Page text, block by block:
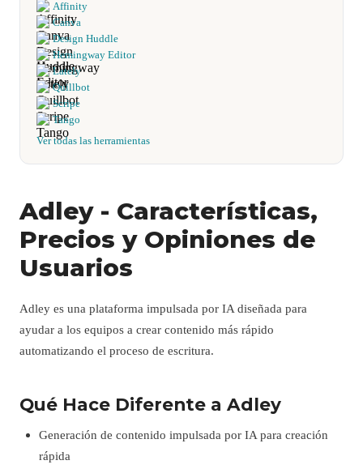
Affinity
Canva
Design Huddle
Hemingway Editor
Lately
Quillbot
Scripe
Tango
Ver todas las herramientas
Adley - Características,
Precios y Opiniones de
Usuarios
Adley es una plataforma impulsada por IA diseñada para
ayudar a los equipos a crear contenido más rápido
automatizando el proceso de escritura.
Qué Hace Diferente a Adley
Generación de contenido impulsada por IA para creación
rápida